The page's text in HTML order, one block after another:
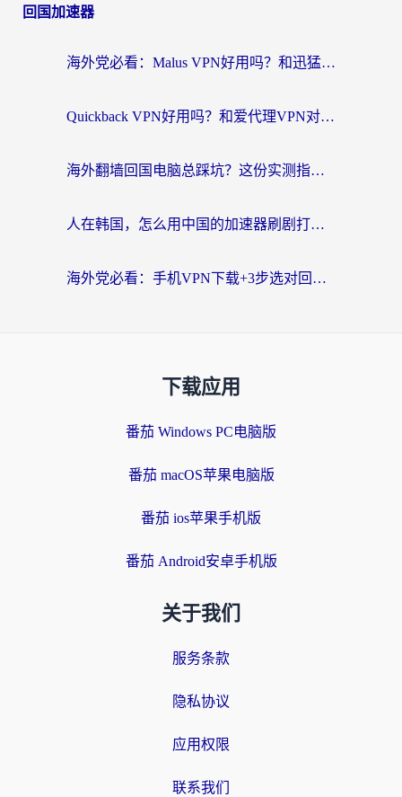
回国加速器
海外党必看：Malus VPN好用吗？和迅猛兔VPN对比哪个回国效果更好？附真实体验与避坑指南
Quickback VPN好用吗？和爱代理VPN对比哪个回国效果更好？
海外翻墙回国电脑总踩坑？这份实测指南帮你选对加速器（附ChickCNinitapMalus对比）
人在韩国，怎么用中国的加速器刷剧打游戏？这份真实体验指南给你答案
海外党必看：手机VPN下载+3步选对回国加速器，无缝刷国内资源不再愁
下载应用
番茄 Windows PC电脑版
番茄 macOS苹果电脑版
番茄 ios苹果手机版
番茄 Android安卓手机版
关于我们
服务条款
隐私协议
应用权限
联系我们